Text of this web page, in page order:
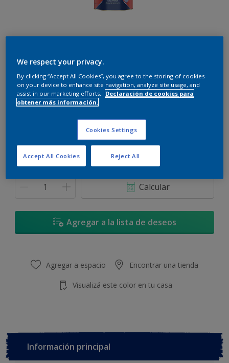
Oriental Increíble * - 04YR 11/537
Cambiar de color
900 ML
Cantidad Calculadora de pintura
Calcular
Agregar a la lista de deseos
Agregar a espacio Encontrar una tienda
Visualizá este color en tu casa
Información principal
We respect your privacy.
By clicking “Accept All Cookies”, you agree to the storing of cookies
on your device to enhance site navigation, analyze site usage, and
assist in our marketing efforts.
Declaración de cookies para
obtener más información.
Cookies Settings
Reject All
Accept All Cookies